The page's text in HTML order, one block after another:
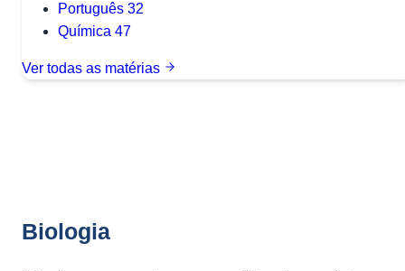
Português 32
Química 47
Ver todas as matérias
Biologia